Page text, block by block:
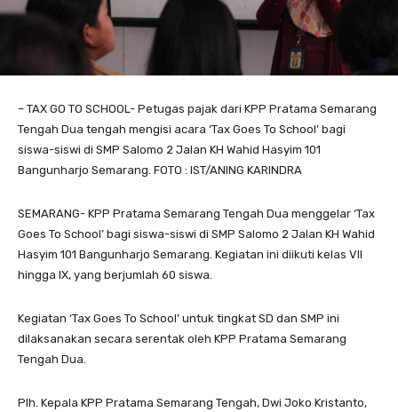
– TAX GO TO SCHOOL- Petugas pajak dari KPP Pratama Semarang
Tengah Dua tengah mengisi acara ‘Tax Goes To School’ bagi
siswa-siswi di SMP Salomo 2 Jalan KH Wahid Hasyim 101
Bangunharjo Semarang. FOTO : IST/ANING KARINDRA
SEMARANG- KPP Pratama Semarang Tengah Dua menggelar ‘Tax
Goes To School’ bagi siswa-siswi di SMP Salomo 2 Jalan KH Wahid
Hasyim 101 Bangunharjo Semarang. Kegiatan ini diikuti kelas VII
hingga IX, yang berjumlah 60 siswa.
Kegiatan ‘Tax Goes To School’ untuk tingkat SD dan SMP ini
dilaksanakan secara serentak oleh KPP Pratama Semarang
Tengah Dua.
Plh. Kepala KPP Pratama Semarang Tengah, Dwi Joko Kristanto,